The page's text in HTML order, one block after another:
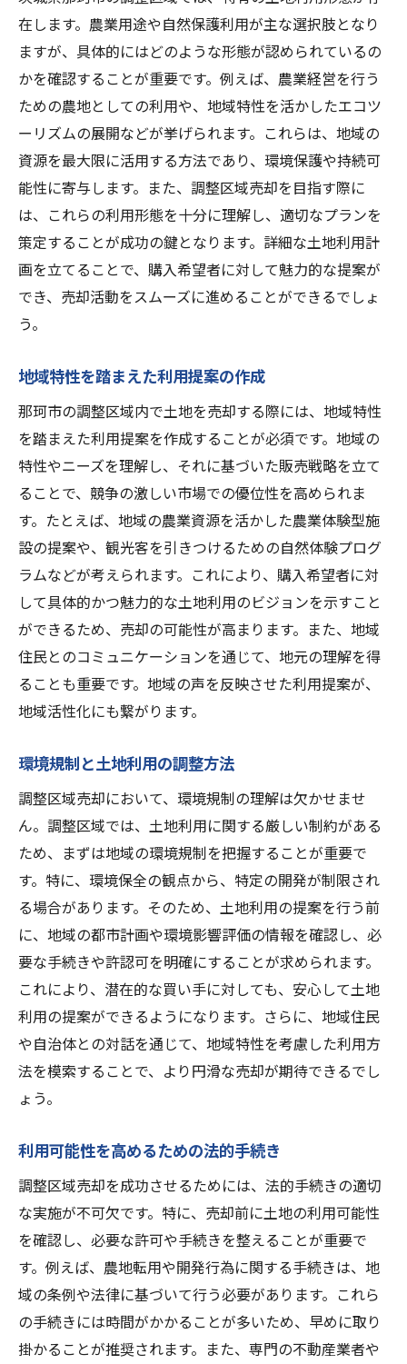
在します。農業用途や自然保護利用が主な選択肢となり
ますが、具体的にはどのような形態が認められているの
かを確認することが重要です。例えば、農業経営を行う
ための農地としての利用や、地域特性を活かしたエコツ
ーリズムの展開などが挙げられます。これらは、地域の
資源を最大限に活用する方法であり、環境保護や持続可
能性に寄与します。また、調整区域売却を目指す際に
は、これらの利用形態を十分に理解し、適切なプランを
策定することが成功の鍵となります。詳細な土地利用計
画を立てることで、購入希望者に対して魅力的な提案が
でき、売却活動をスムーズに進めることができるでしょ
う。
地域特性を踏まえた利用提案の作成
那珂市の調整区域内で土地を売却する際には、地域特性
を踏まえた利用提案を作成することが必須です。地域の
特性やニーズを理解し、それに基づいた販売戦略を立て
ることで、競争の激しい市場での優位性を高められま
す。たとえば、地域の農業資源を活かした農業体験型施
設の提案や、観光客を引きつけるための自然体験プログ
ラムなどが考えられます。これにより、購入希望者に対
して具体的かつ魅力的な土地利用のビジョンを示すこと
ができるため、売却の可能性が高まります。また、地域
住民とのコミュニケーションを通じて、地元の理解を得
ることも重要です。地域の声を反映させた利用提案が、
地域活性化にも繋がります。
環境規制と土地利用の調整方法
調整区域売却において、環境規制の理解は欠かせませ
ん。調整区域では、土地利用に関する厳しい制約がある
ため、まずは地域の環境規制を把握することが重要で
す。特に、環境保全の観点から、特定の開発が制限され
る場合があります。そのため、土地利用の提案を行う前
に、地域の都市計画や環境影響評価の情報を確認し、必
要な手続きや許認可を明確にすることが求められます。
これにより、潜在的な買い手に対しても、安心して土地
利用の提案ができるようになります。さらに、地域住民
や自治体との対話を通じて、地域特性を考慮した利用方
法を模索することで、より円滑な売却が期待できるでし
ょう。
利用可能性を高めるための法的手続き
調整区域売却を成功させるためには、法的手続きの適切
な実施が不可欠です。特に、売却前に土地の利用可能性
を確認し、必要な許可や手続きを整えることが重要で
す。例えば、農地転用や開発行為に関する手続きは、地
域の条例や法律に基づいて行う必要があります。これら
の手続きには時間がかかることが多いため、早めに取り
掛かることが推奨されます。また、専門の不動産業者や